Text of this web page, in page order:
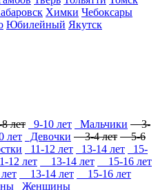
Химки Чебоксары
Юбилейный Якутск
лет 9-10 лет Мальчики 3-
лет Девочки 3-4 лет 5-6
11-12 лет 13-14 лет
15-
12 лет 13-14 лет
15-16 лет
13-14 лет
15-16 лет
Женщины